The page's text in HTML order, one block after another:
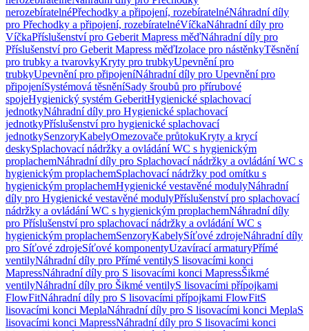
nerozebíratelnéPřechodky a připojení, rozebíratelnéNáhradní díly
pro Přechodky a připojení, rozebíratelnéVíčkaNáhradní díly pro
VíčkaPříslušenství pro Geberit Mapress měďNáhradní díly pro
Příslušenství pro Geberit Mapress měďIzolace pro nástěnkyTěsnění
pro trubky a tvarovkyKryty pro trubkyUpevnění pro
trubkyUpevnění pro připojeníNáhradní díly pro Upevnění pro
připojeníSystémová těsněníSady šroubů pro přírubové
spojeHygienický systém GeberitHygienické splachovací
jednotkyNáhradní díly pro Hygienické splachovací
jednotkyPříslušenství pro hygienické splachovací
jednotkySenzoryKabelyOmezovače průtokuKryty a krycí
deskySplachovací nádržky a ovládání WC s hygienickým
proplachemNáhradní díly pro Splachovací nádržky a ovládání WC s
hygienickým proplachemSplachovací nádržky pod omítku s
hygienickým proplachemHygienické vestavěné modulyNáhradní
díly pro Hygienické vestavěné modulyPříslušenství pro splachovací
nádržky a ovládání WC s hygienickým proplachemNáhradní díly
pro Příslušenství pro splachovací nádržky a ovládání WC s
hygienickým proplachemSenzoryKabelySíťové zdrojeNáhradní díly
pro Síťové zdrojeSíťové komponentyUzavírací armaturyPřímé
ventilyNáhradní díly pro Přímé ventilyS lisovacími konci
MapressNáhradní díly pro S lisovacími konci MapressŠikmé
ventilyNáhradní díly pro Šikmé ventilyS lisovacími přípojkami
FlowFitNáhradní díly pro S lisovacími přípojkami FlowFitS
lisovacími konci MeplaNáhradní díly pro S lisovacími konci MeplaS
lisovacími konci MapressNáhradní díly pro S lisovacími konci